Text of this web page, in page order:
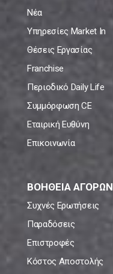
Νέα
Υπηρεσίες Market In
Θέσεις Εργασίας
Franchise
Περιοδικό Daily Life
Συμμόρφωση CE
Εταιρική Ευθύνη
Επικοινωνία
ΒΟΗΘΕΙΑ ΑΓΟΡΩΝ
Συχνές Ερωτήσεις
Παραδόσεις
Επιστροφές
Κόστος Αποστολής